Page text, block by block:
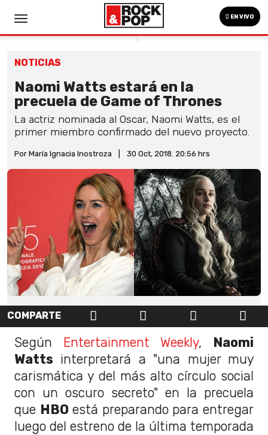
EN VIVO
NOTICIAS
Naomi Watts estará en la
precuela de Game of Thrones
La actriz nominada al Oscar, Naomi Watts, es el
primer miembro confirmado del nuevo proyecto.
Por María Ignacia Inostroza 30 Oct, 2018. 20:56 hrs
COMPARTE
Según Entertainment Weekly, Naomi
Watts interpretará a "una mujer muy
carismática y del más alto círculo social
con un oscuro secreto" en la precuela
que HBO está preparando para entregar
luego del estreno de la última temporada